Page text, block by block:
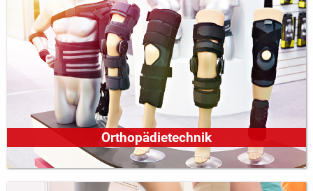
Orthopädietechnik